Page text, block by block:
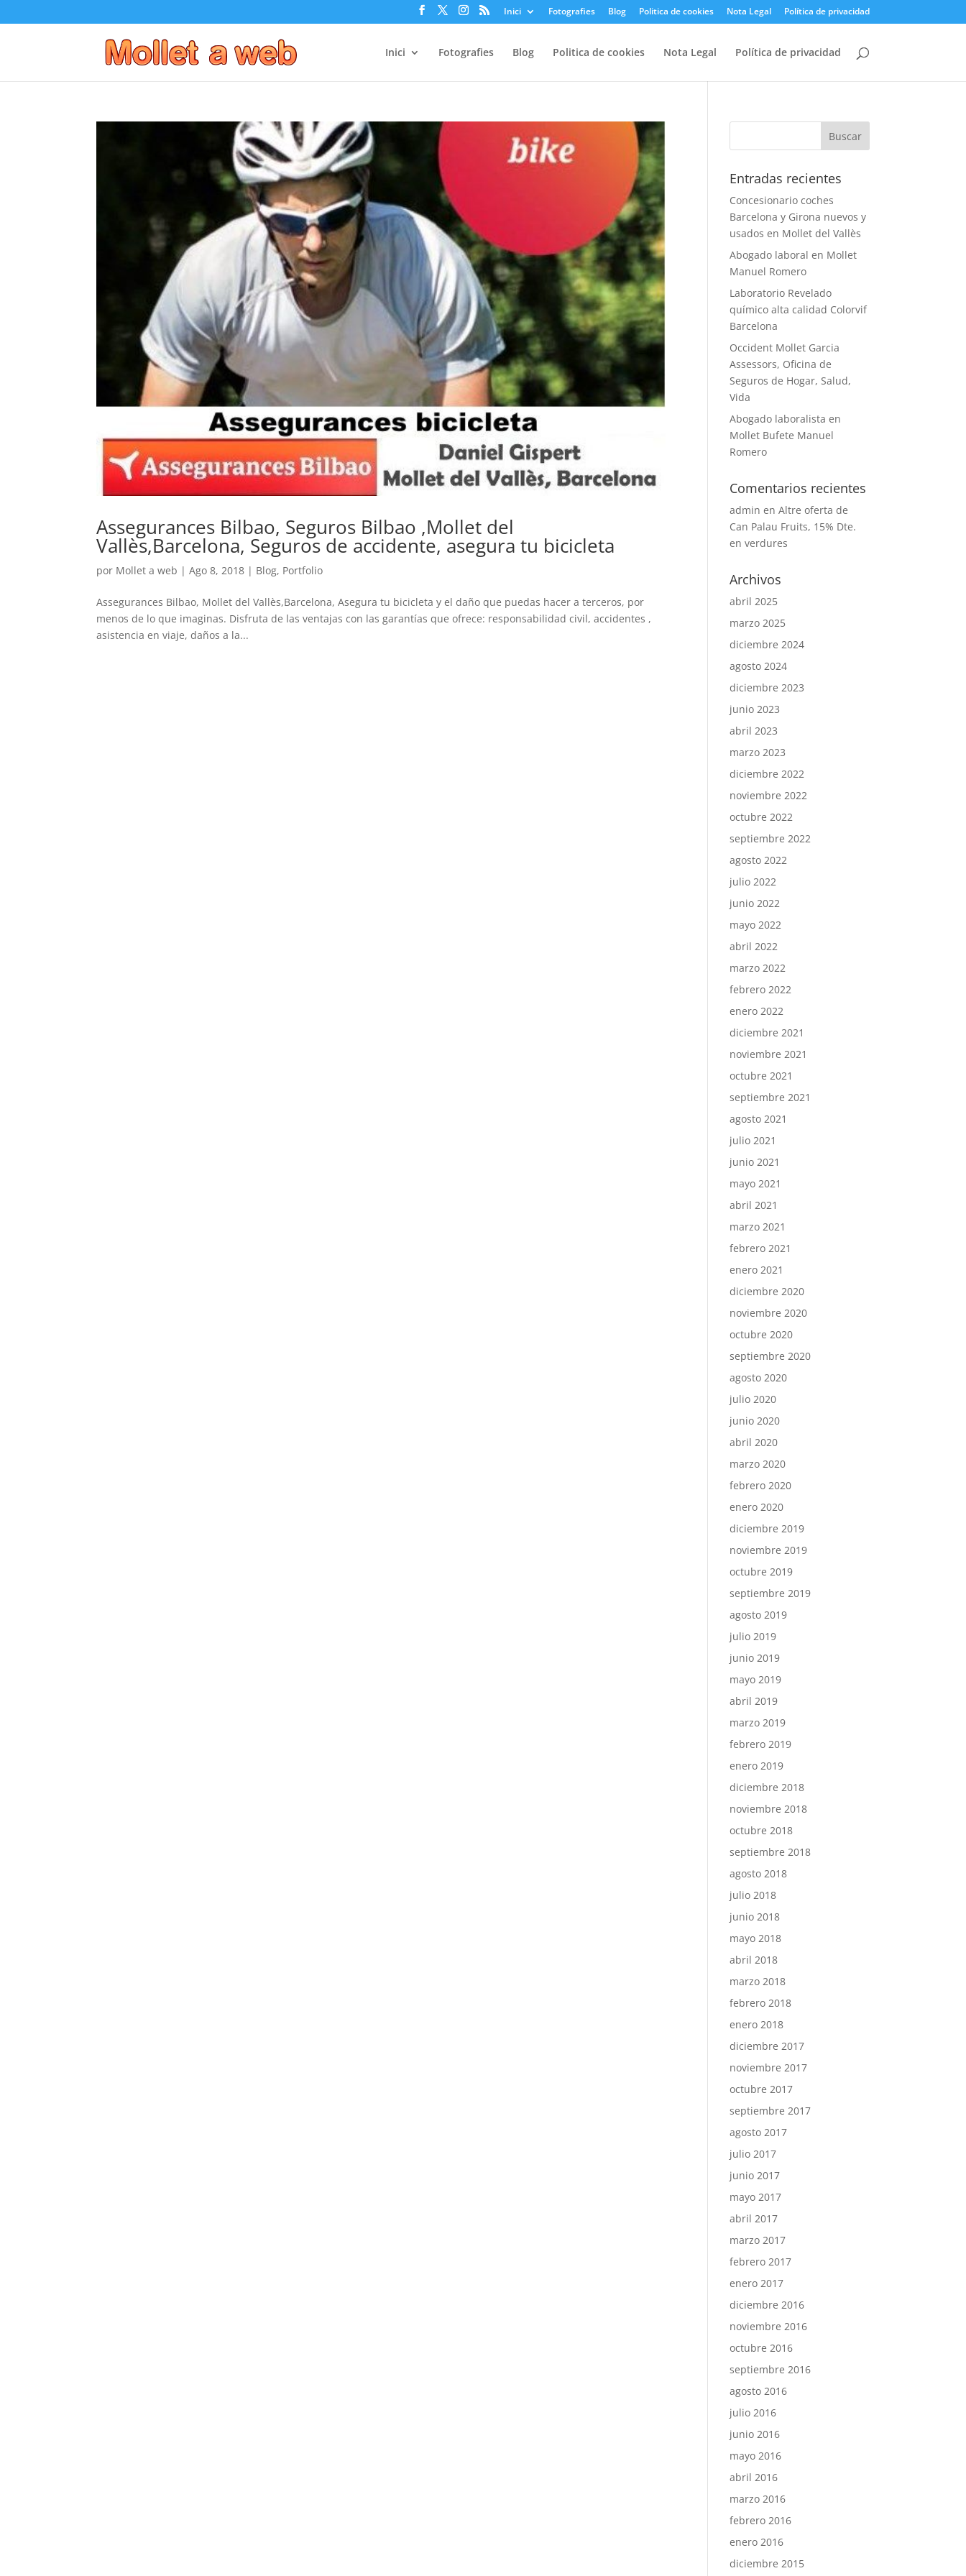
Inici Fotografies Blog Politica de cookies Nota Legal Política de privacidad
Inici Fotografies Blog Politica de cookies Nota Legal Política de privacidad
Assegurances Bilbao, Seguros Bilbao ,Mollet del
Vallès,Barcelona, Seguros de accidente, asegura tu bicicleta
por Mollet a web |Ago 8, 2018 | Blog, Portfolio
Assegurances Bilbao, Mollet del Vallès,Barcelona, Asegura tu bicicleta y el daño que puedas hacer a terceros, por
menos de lo que imaginas. Disfruta de las ventajas con las garantías que ofrece: responsabilidad civil, accidentes ,
asistencia en viaje, daños a la...
Entradas recientes
Concesionario coches
Barcelona y Girona nuevos y
usados en Mollet del Vallès
Abogado laboral en Mollet
Manuel Romero
Laboratorio Revelado
químico alta calidad Colorvif
Barcelona
Occident Mollet Garcia
Assessors, Oficina de
Seguros de Hogar, Salud,
Vida
Abogado laboralista en
Mollet Bufete Manuel
Romero
Comentarios recientes
admin enAltre oferta de
Can Palau Fruits, 15% Dte.
en verdures
Archivos
abril 2025
marzo 2025
diciembre 2024
agosto 2024
diciembre 2023
junio 2023
abril 2023
marzo 2023
diciembre 2022
noviembre 2022
octubre 2022
septiembre 2022
agosto 2022
julio 2022
junio 2022
mayo 2022
abril 2022
marzo 2022
febrero 2022
enero 2022
diciembre 2021
noviembre 2021
octubre 2021
septiembre 2021
agosto 2021
julio 2021
junio 2021
mayo 2021
abril 2021
marzo 2021
febrero 2021
enero 2021
diciembre 2020
noviembre 2020
octubre 2020
septiembre 2020
agosto 2020
julio 2020
junio 2020
abril 2020
marzo 2020
febrero 2020
enero 2020
diciembre 2019
noviembre 2019
octubre 2019
septiembre 2019
agosto 2019
julio 2019
junio 2019
mayo 2019
abril 2019
marzo 2019
febrero 2019
enero 2019
diciembre 2018
noviembre 2018
octubre 2018
septiembre 2018
agosto 2018
julio 2018
junio 2018
mayo 2018
abril 2018
marzo 2018
febrero 2018
enero 2018
diciembre 2017
noviembre 2017
octubre 2017
septiembre 2017
agosto 2017
julio 2017
junio 2017
mayo 2017
abril 2017
marzo 2017
febrero 2017
enero 2017
diciembre 2016
noviembre 2016
octubre 2016
septiembre 2016
agosto 2016
julio 2016
junio 2016
mayo 2016
abril 2016
marzo 2016
febrero 2016
enero 2016
diciembre 2015